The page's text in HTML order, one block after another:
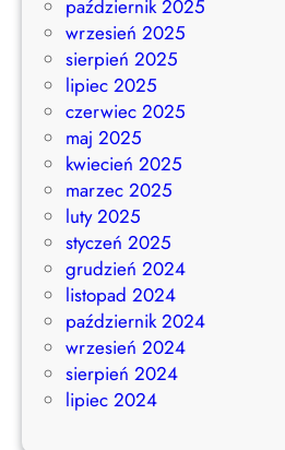
październik 2025
wrzesień 2025
sierpień 2025
lipiec 2025
czerwiec 2025
maj 2025
kwiecień 2025
marzec 2025
luty 2025
styczeń 2025
grudzień 2024
listopad 2024
październik 2024
wrzesień 2024
sierpień 2024
lipiec 2024